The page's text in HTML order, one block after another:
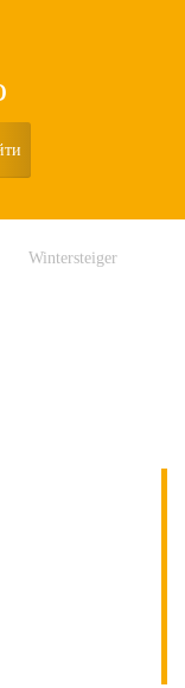
Wintersteiger